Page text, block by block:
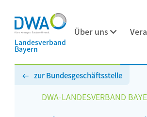
Landesverband
Bayern
Über uns
zur Bundesgeschäftsstelle
DWA-LANDESVERBAND